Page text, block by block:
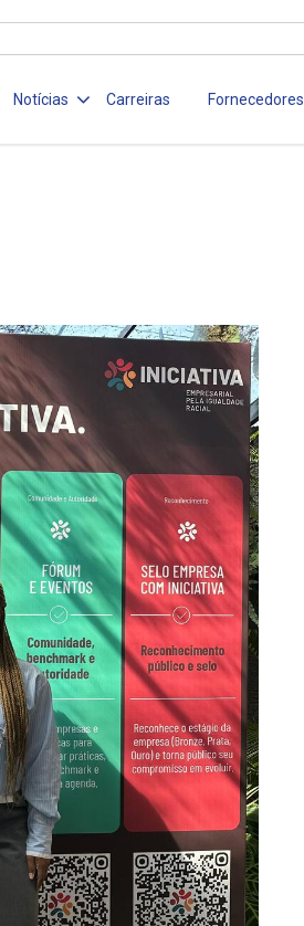
Notícias Carreiras Fornecedores